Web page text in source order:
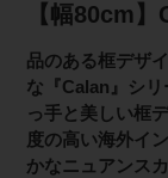
【幅80cm
品のある框デザ
な『Calan』シ
っ手と美しい框
度の高い海外イ
かなニュアンス